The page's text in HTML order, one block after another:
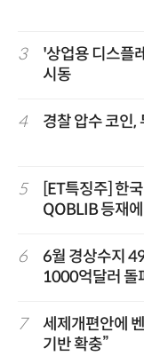
3
'상업용 디스플
시동
4 경찰 압수 코인
5
[ET특징주] 한
QOBLIB 등재
6
6월 경상수지
1000억달러 돌
7
세제개편안에
기반 확충”